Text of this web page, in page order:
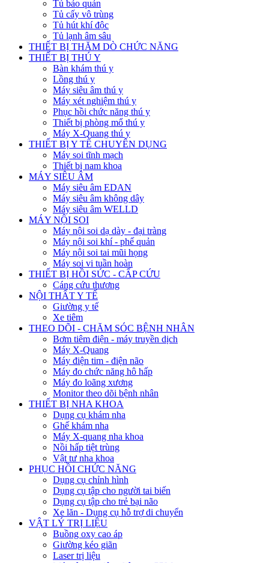
Tủ bảo quản
Tủ cấy vô trùng
Tủ hút khí độc
Tủ lạnh âm sâu
THIẾT BỊ THĂM DÒ CHỨC NĂNG
THIẾT BỊ THÚ Y
Bàn khám thú y
Lồng thú y
Máy siêu âm thú y
Máy xét nghiệm thú y
Phục hồi chức năng thú y
Thiết bị phòng mổ thú y
Máy X-Quang thú y
THIẾT BỊ Y TẾ CHUYÊN DỤNG
Máy soi tĩnh mạch
Thiết bị nam khoa
MÁY SIÊU ÂM
Máy siêu âm EDAN
Máy siêu âm không dây
Máy siêu âm WELLD
MÁY NỘI SOI
Máy nội soi dạ dày - đại tràng
Máy nội soi khí - phế quản
Máy nội soi tai mũi họng
Máy soi vi tuần hoàn
THIẾT BỊ HỒI SỨC - CẤP CỨU
Cáng cứu thương
NỘI THẤT Y TẾ
Giường y tế
Xe tiêm
THEO DÕI - CHĂM SÓC BỆNH NHÂN
Bơm tiêm điện - máy truyền dịch
Máy X-Quang
Máy điện tim - điện não
Máy đo chức năng hô hấp
Máy đo loãng xương
Monitor theo dõi bệnh nhân
THIẾT BỊ NHA KHOA
Dụng cụ khám nha
Ghế khám nha
Máy X-quang nha khoa
Nồi hấp tiệt trùng
Vật tư nha khoa
PHỤC HỒI CHỨC NĂNG
Dụng cụ chỉnh hình
Dụng cụ tập cho người tai biến
Dụng cụ tập cho trẻ bại não
Xe lăn - Dụng cụ hỗ trợ di chuyển
VẬT LÝ TRỊ LIỆU
Buồng oxy cao áp
Giường kéo giãn
Laser trị liệu